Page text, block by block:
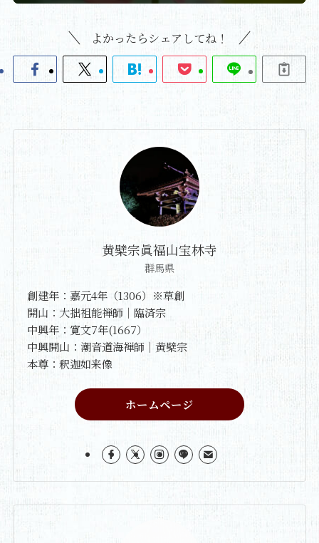
よかったらシェアしてね！
黄檗宗眞福山宝林寺
群馬県
創建年：嘉元4年（1306）※草創
開山：大拙祖能禅師｜臨済宗
中興年：寛文7年(1667）
中興開山：潮音道海禅師｜黄檗宗
本尊：釈迦如来像
ホームページ